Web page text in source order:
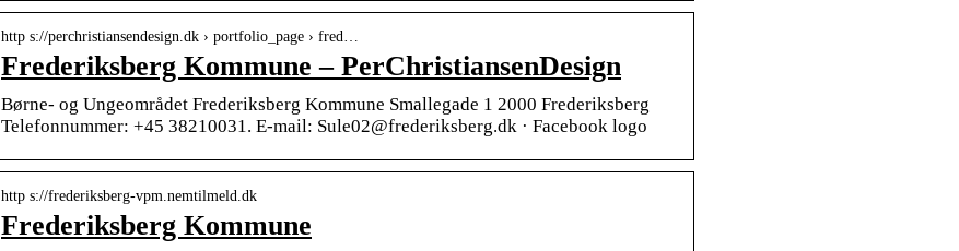
http s://perchristiansendesign.dk › portfolio_page › fred…
Frederiksberg Kommune – PerChristiansenDesign
Børne- og Ungeområdet Frederiksberg Kommune Smallegade 1 2000 Frederiksberg
Telefonnummer: +45 38210031. E-mail: Sule02@frederiksberg.dk · Facebook logo
http s://frederiksberg-vpm.nemtilmeld.dk
Frederiksberg Kommune